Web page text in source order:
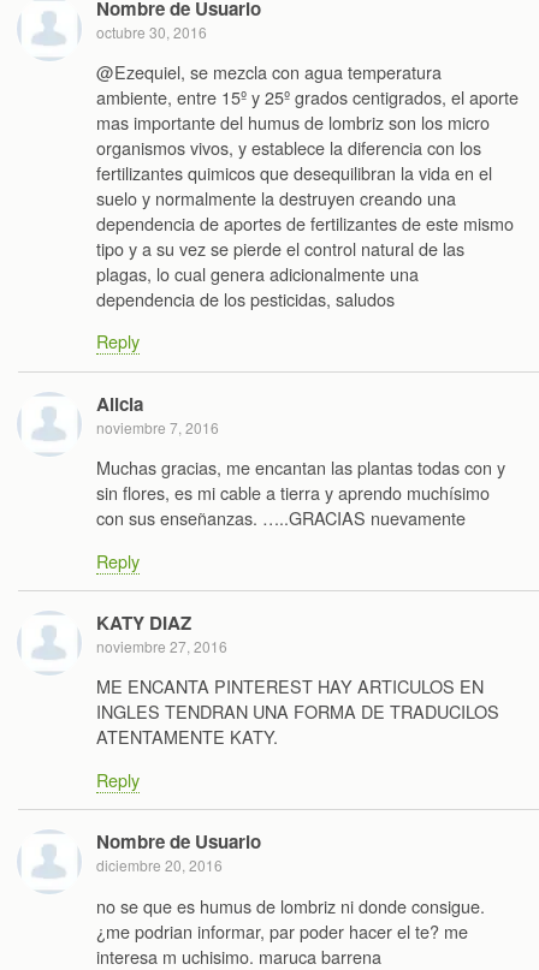
Nombre de Usuario
octubre 30, 2016
@Ezequiel, se mezcla con agua temperatura
ambiente, entre 15º y 25º grados centigrados, el aporte
mas importante del humus de lombriz son los micro
organismos vivos, y establece la diferencia con los
fertilizantes quimicos que desequilibran la vida en el
suelo y normalmente la destruyen creando una
dependencia de aportes de fertilizantes de este mismo
tipo y a su vez se pierde el control natural de las
plagas, lo cual genera adicionalmente una
dependencia de los pesticidas, saludos
Reply
Alicia
noviembre 7, 2016
Muchas gracias, me encantan las plantas todas con y
sin flores, es mi cable a tierra y aprendo muchísimo
con sus enseñanzas. …..GRACIAS nuevamente
Reply
KATY DIAZ
noviembre 27, 2016
ME ENCANTA PINTEREST HAY ARTICULOS EN
INGLES TENDRAN UNA FORMA DE TRADUCILOS
ATENTAMENTE KATY.
Reply
Nombre de Usuario
diciembre 20, 2016
no se que es humus de lombriz ni donde consigue.
¿me podrian informar, par poder hacer el te? me
interesa m uchisimo. maruca barrena